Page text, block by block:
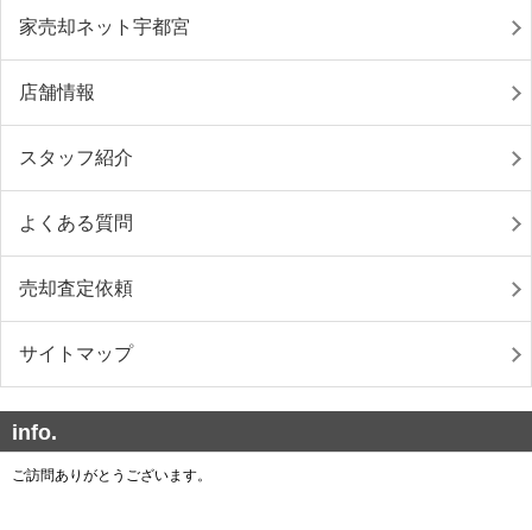
家売却ネット宇都宮
店舗情報
スタッフ紹介
よくある質問
売却査定依頼
サイトマップ
info.